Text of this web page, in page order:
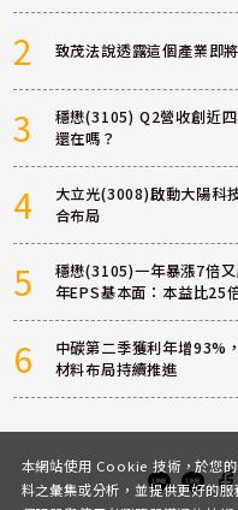
2 致茂法說透露這個產業即
3
穩懋(3105) Q2營收創近
還在嗎？
4
大立光(3008)啟動大陽科
合布局
5
穩懋(3105)一年暴漲7倍
年EPS基本面：本益比25
6
中碳第二季獲利年增93%
材料布局持續推進
本網站使用 Cookie 技術，於您
料之彙集或分析，並提供更好的